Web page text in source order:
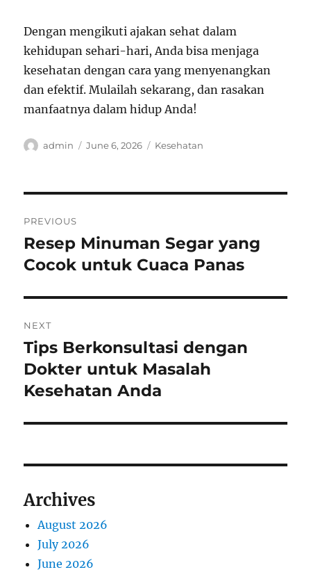
Dengan mengikuti ajakan sehat dalam
kehidupan sehari-hari, Anda bisa menjaga
kesehatan dengan cara yang menyenangkan
dan efektif. Mulailah sekarang, dan rasakan
manfaatnya dalam hidup Anda!
Author
admin
Posted
June 6, 2026 Categories
Kesehatan
navigation
PREVIOUS
Previous
post:
Resep Minuman Segar yang
Cocok untuk Cuaca Panas
NEXT
Next
post:
Tips Berkonsultasi dengan
Dokter untuk Masalah
Kesehatan Anda
Archives
August 2026
July 2026
June 2026